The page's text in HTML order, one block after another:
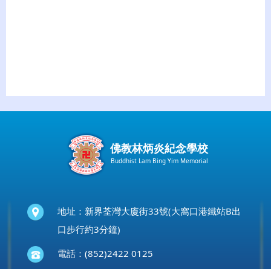
佛教林炳炎紀念學校
Buddhist Lam Bing Yim Memorial
地址：新界荃灣大廈街33號(大窩口港鐵站B出
口步行約3分鐘)
電話：(852)2422 0125